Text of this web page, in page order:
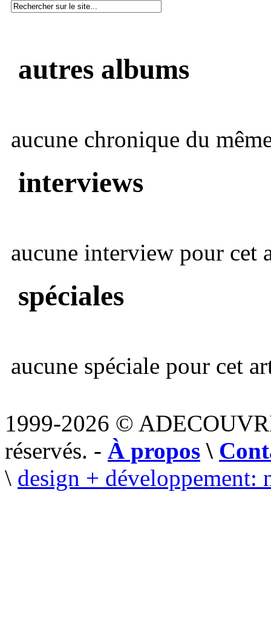
autres albums
aucune chronique du
interviews
aucune interview pour cet
spéciales
aucune spéciale pour cet
1999-2026 ©
réservés. - À propos \
\ design + développement: